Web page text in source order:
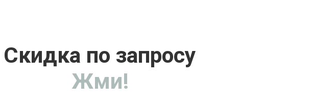
Скидка по запросу
Жми!